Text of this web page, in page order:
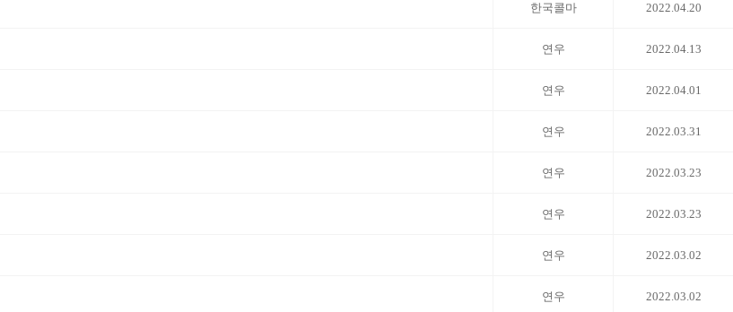
한국콜마 2022.04.20
연우 2022.04.13
연우 2022.04.01
연우 2022.03.31
연우 2022.03.23
연우 2022.03.23
연우 2022.03.02
연우 2022.03.02